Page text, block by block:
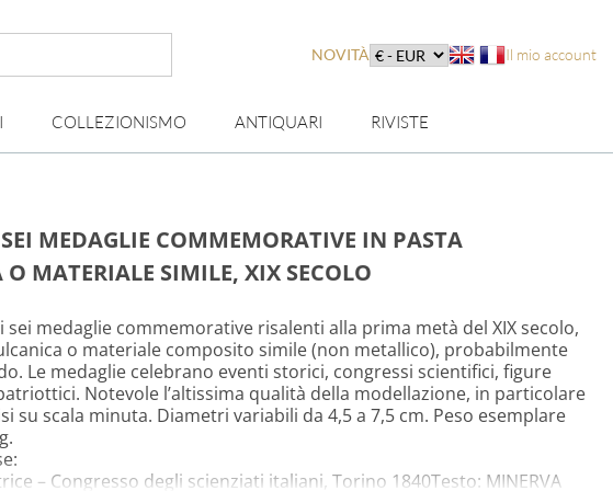
NOVITÀ Il mio account
COLLEZIONISMO ANTIQUARI RIVISTE
MEDAGLIE COMMEMORATIVE IN PASTA
MATERIALE SIMILE, XIX SECOLO
sei medaglie commemorative risalenti alla prima metà del XIX secolo,
o materiale composito simile (non metallico), probabilmente
Le medaglie celebrano eventi storici, congressi scientifici, figure
Notevole l’altissima qualità della modellazione, in particolare
su scala minuta. Diametri variabili da 4,5 a 7,5 cm. Peso esemplare
– Congresso degli scienziati italiani, Torino 1840Testo: MINERVA